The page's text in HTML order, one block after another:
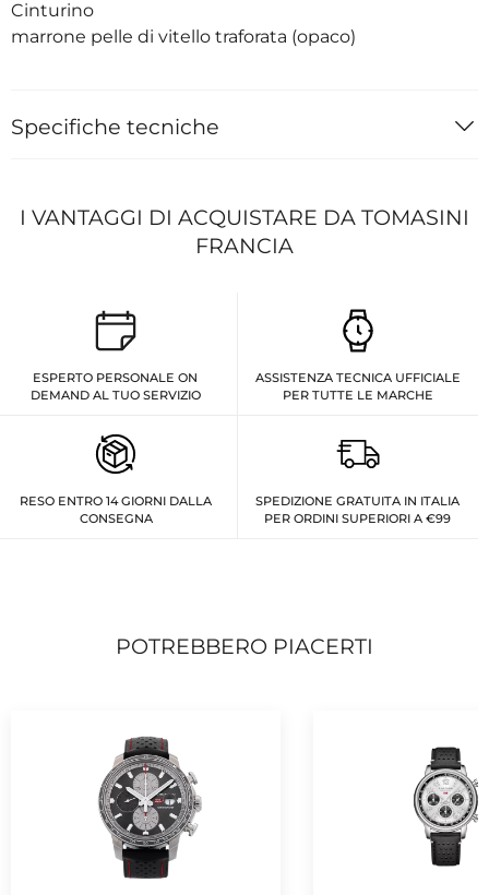
Cinturino
marrone pelle di vitello traforata (opaco)
Specifiche tecniche
I VANTAGGI DI ACQUISTARE DA TOMASINI
FRANCIA
ESPERTO PERSONALE ON
DEMAND AL TUO SERVIZIO
ASSISTENZA TECNICA UFFICIALE
PER TUTTE LE MARCHE
RESO ENTRO 14 GIORNI DALLA
CONSEGNA
SPEDIZIONE GRATUITA IN ITALIA
PER ORDINI SUPERIORI A €99
POTREBBERO PIACERTI